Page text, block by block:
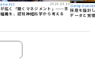
#19 2026.03.19
が拓く「聞くマネジメント」──主
織を、認知神経科学から考える
Startup Vision
採用を設計
データと覚